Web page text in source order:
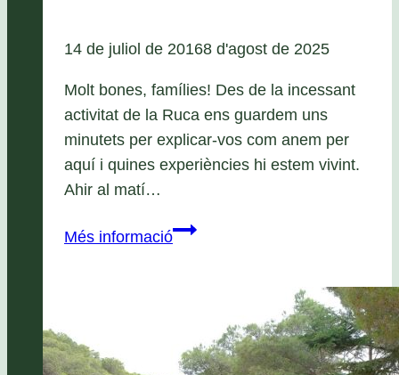
14 de juliol de 20168 d'agost de 2025
Molt bones, famílies! Des de la incessant
activitat de la Ruca ens guardem uns
minutets per explicar-vos com anem per
aquí i quines experiències hi estem vivint.
Ahir al matí…
Més informacióSisè
expedició